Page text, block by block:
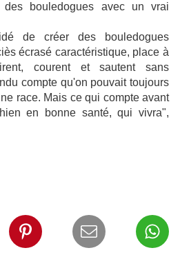
bouledogues avec un vrai
de créer des bouledogues
écrasé caractéristique, place à
courent et sautent sans
compte qu'on pouvait toujours
race. Mais ce qui compte avant
en bonne santé, qui vivra",